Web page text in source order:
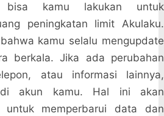
kamu lakukan untuk
peningkatan limit Akulaku.
kamu selalu mengupdate
berkala. Jika ada perubahan
atau informasi lainnya,
di akun kamu. Hal ini akan
untuk memperbarui data dan